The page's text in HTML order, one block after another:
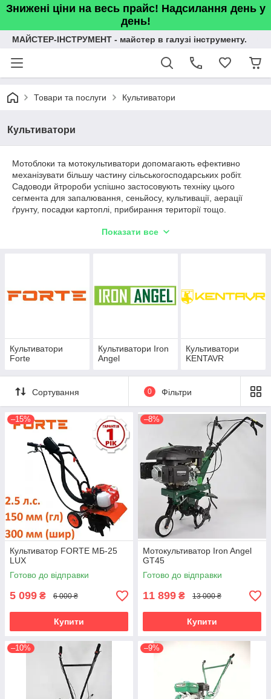
Знижені ціни на весь прайс! Надсилання день у
день!
МАЙСТЕР-ІНСТРУМЕНТ - майстер в галузі інструменту.
Товари та послуги Культиватори
Культиватори
Мотоблоки та мотокультиватори допомагають ефективно
механізувати більшу частину сільськогосподарських робіт.
Садоводи йтророби успішно застосовують техніку цього
сегмента для запалювання, сеньйосу, культивації, аерації
ґрунту, посадки картоплі, прибирання території тощо.
культиватор від надійних виробників за доступними цінами. В
Показати все
Культиватори
Forte
Культиватори Iron
Angel
Культиватори
KENTAVR
Сортування 0 Фільтри
–15%
Культиватор FORTE МБ-25
LUX
Готово до відправки
5 099 ₴ 6 000 ₴
Купити
–8%
Мотокультиватор Iron Angel
GT45
Готово до відправки
11 899 ₴ 13 000 ₴
Купити
–10% –9%